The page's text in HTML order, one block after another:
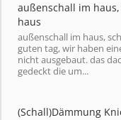
außenschall im
haus
außenschall im haus,
guten tag, wir haben
nicht ausgebaut. das
gedeckt die um...
(Schall)Dämmung